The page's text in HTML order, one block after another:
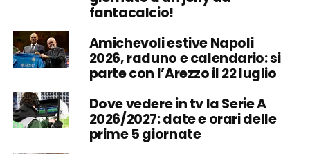
fantacalcio!
Amichevoli estive Napoli
2026, raduno e calendario: si
parte con l’Arezzo il 22 luglio
Dove vedere in tv la Serie A
2026/2027: date e orari delle
prime 5 giornate